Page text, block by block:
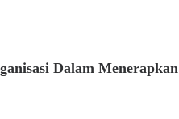
Dalam Menerapkan